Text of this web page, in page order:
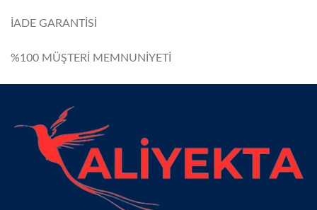
İADE GARANTİSİ
%100 MÜŞTERİ MEMNUNİYETİ